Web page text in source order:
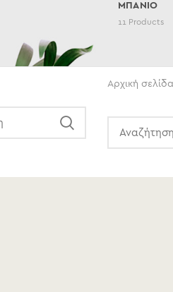
ΜΠΑΝΙΟ
11 Products
Αρχική σελίδα